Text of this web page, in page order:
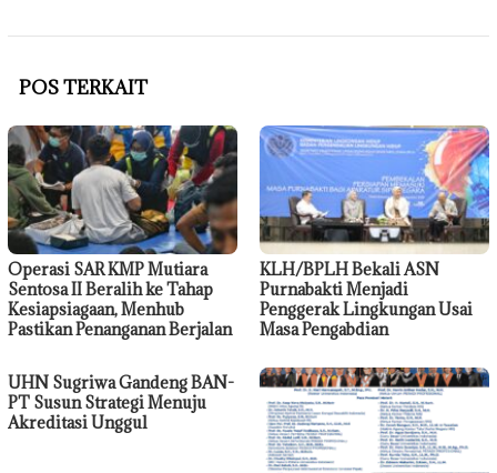
POS TERKAIT
Operasi SAR KMP Mutiara
Sentosa II Beralih ke Tahap
Kesiapsiagaan, Menhub
Pastikan Penanganan Berjalan
KLH/BPLH Bekali ASN
Purnabakti Menjadi
Penggerak Lingkungan Usai
Masa Pengabdian
UHN Sugriwa Gandeng BAN-
PT Susun Strategi Menuju
Akreditasi Unggul